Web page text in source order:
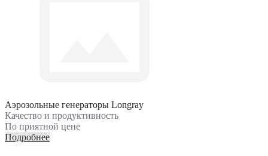
Аэрозольные генераторы Longray
Качество и продуктивность
По приятной цене
Подробнее